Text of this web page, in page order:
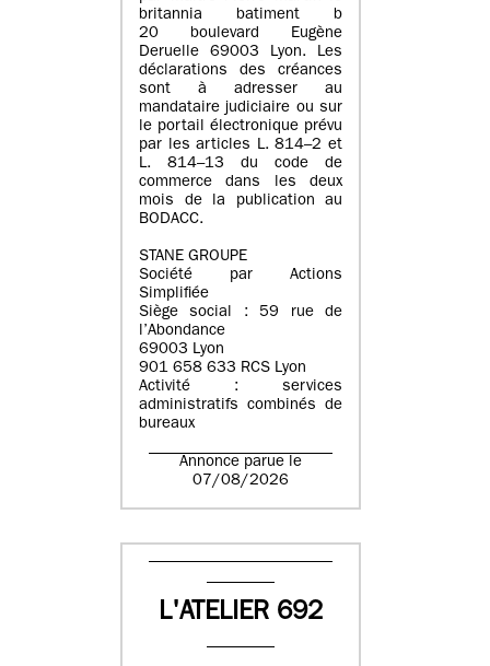
britannia batiment b
20 boulevard Eugène
Deruelle 69003 Lyon. Les
déclarations des créances
sont à adresser au
mandataire judiciaire ou sur
le portail électronique prévu
par les articles L. 814–2 et
L. 814–13 du code de
commerce dans les deux
mois de la publication au
BODACC.
STANE GROUPE
Société par Actions
Simplifiée
Siège social : 59 rue de
l’Abondance
69003 Lyon
901 658 633 RCS Lyon
Activité : services
administratifs combinés de
bureaux
Annonce parue le
07/08/2026
L'ATELIER 692